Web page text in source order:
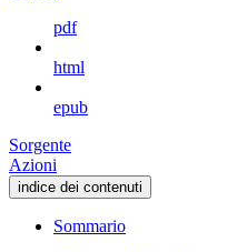
pdf
html
epub
Sorgente
Azioni
indice dei contenuti
Sommario